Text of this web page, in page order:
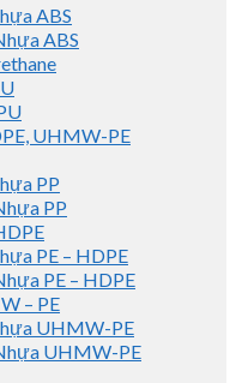
ABS
ABS
UHMW-PE
PP
PP
PE – HDPE
PE – HDPE
– PE
UHMW-PE
UHMW-PE